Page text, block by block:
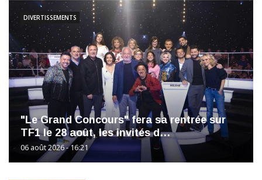
"Le Grand Concours" fera sa rentrée sur
TF1 le 28 août, les invités d…
06 août 2026 - 16:21
DIVERTISSEMENTS